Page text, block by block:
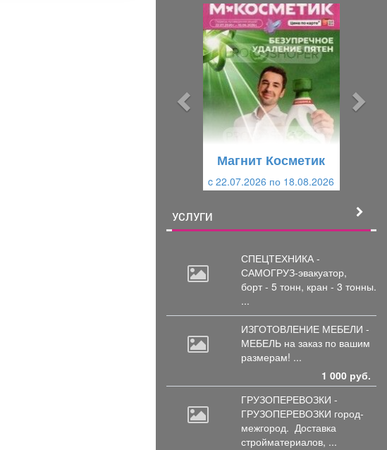
Магнит Косметик
c 22.07.2026 по 18.08.2026
УСЛУГИ
СПЕЦТЕХНИКА -
САМОГРУЗ-эвакуатор,
борт - 5 тонн, кран - 3 тонны.
...
ИЗГОТОВЛЕНИЕ МЕБЕЛИ -
МЕБЕЛЬ на заказ по вашим
размерам! ...
1 000 руб.
ГРУЗОПЕРЕВОЗКИ -
ГРУЗОПЕРЕВОЗКИ город-
межгород. Доставка
стройматериалов, ...